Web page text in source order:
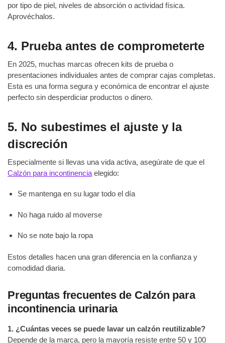
por tipo de piel, niveles de absorción o actividad física.
Aprovéchalos.
4. Prueba antes de comprometerte
En 2025, muchas marcas ofrecen kits de prueba o
presentaciones individuales antes de comprar cajas completas.
Esta es una forma segura y económica de encontrar el ajuste
perfecto sin desperdiciar productos o dinero.
5. No subestimes el ajuste y la
discreción
Especialmente si llevas una vida activa, asegúrate de que el
Calzón para incontinencia elegido:
Se mantenga en su lugar todo el día
No haga ruido al moverse
No se note bajo la ropa
Estos detalles hacen una gran diferencia en la confianza y
comodidad diaria.
Preguntas frecuentes de Calzón para
incontinencia urinaria
1. ¿Cuántas veces se puede lavar un calzón reutilizable?
Depende de la marca, pero la mayoría resiste entre 50 y 100